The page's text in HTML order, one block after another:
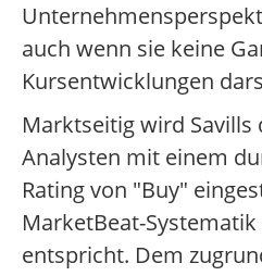
auch wenn sie keine
Kursentwicklungen
Marktseitig wird Savills
Analysten mit einem
Rating von "Buy"
MarketBeat-
entspricht. Dem